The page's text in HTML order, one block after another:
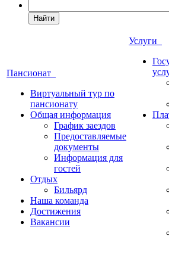
Найти
Пансионат
Виртуальный тур по
пансионату
Общая информация
График заездов
Предоставляемые
документы
Информация для
гостей
Отдых
Бильярд
Наша команда
Достижения
Вакансии
Услуги